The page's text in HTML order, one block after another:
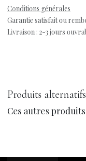
Conditions générales
Garantie satisfait ou
Livraison : 2-3 jours
Produits alternatifs
Ces autres